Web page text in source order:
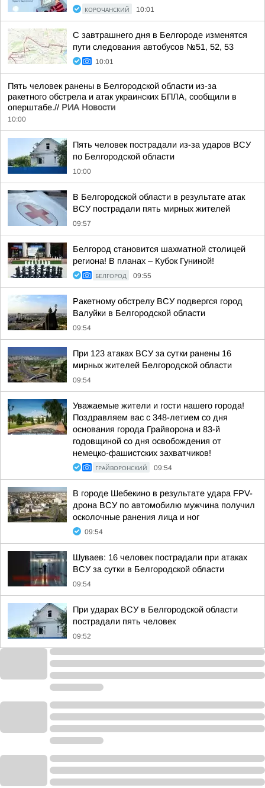
КОРОЧАНСКИЙ 10:01
С завтрашнего дня в Белгороде изменятся
пути следования автобусов №51, 52, 53
10:01
Пять человек ранены в Белгородской области из-за
ракетного обстрела и атак украинских БПЛА, сообщили в
оперштабе.// РИА Новости
10:00
Пять человек пострадали из-за ударов ВСУ
по Белгородской области
10:00
В Белгородской области в результате атак
ВСУ пострадали пять мирных жителей
09:57
Белгород становится шахматной столицей
региона! В планах – Кубок Гуниной!
БЕЛГОРОД 09:55
Ракетному обстрелу ВСУ подвергся город
Валуйки в Белгородской области
09:54
При 123 атаках ВСУ за сутки ранены 16
мирных жителей Белгородской области
09:54
Уважаемые жители и гости нашего города!
Поздравляем вас с 348-летием со дня
основания города Грайворона и 83-й
годовщиной со дня освобождения от
немецко-фашистских захватчиков!
ГРАЙВОРОНСКИЙ 09:54
В городе Шебекино в результате удара FPV-
дрона ВСУ по автомобилю мужчина получил
осколочные ранения лица и ног
09:54
Шуваев: 16 человек пострадали при атаках
ВСУ за сутки в Белгородской области
09:54
При ударах ВСУ в Белгородской области
пострадали пять человек
09:52